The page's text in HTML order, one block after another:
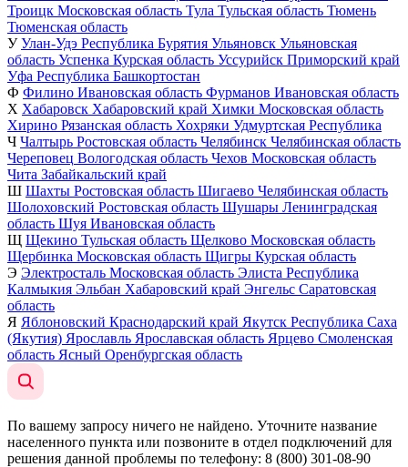
Троицк Московская область Тула Тульская область Тюмень
Тюменская область
У Улан-Удэ Республика Бурятия Ульяновск Ульяновская
область Успенка Курская область Уссурийск Приморский край
Уфа Республика Башкортостан
Ф Филино Ивановская область Фурманов Ивановская область
Х Хабаровск Хабаровский край Химки Московская область
Хирино Рязанская область Хохряки Удмуртская Республика
Ч Чалтырь Ростовская область Челябинск Челябинская область
Череповец Вологодская область Чехов Московская область
Чита Забайкальский край
Ш Шахты Ростовская область Шигаево Челябинская область
Шолоховский Ростовская область Шушары Ленинградская
область Шуя Ивановская область
Щ Щекино Тульская область Щелково Московская область
Щербинка Московская область Щигры Курская область
Э Электросталь Московская область Элиста Республика
Калмыкия Эльбан Хабаровский край Энгельс Саратовская
область
Я Яблоновский Краснодарский край Якутск Республика Саха
(Якутия) Ярославль Ярославская область Ярцево Смоленская
область Ясный Оренбургская область
По вашему запросу ничего не найдено. Уточните название
населенного пункта или позвоните в отдел подключений для
решения данной проблемы по телефону: 8 (800) 301-08-90